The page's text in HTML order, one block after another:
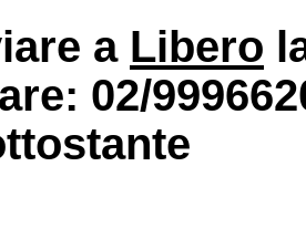
a Libero
02/